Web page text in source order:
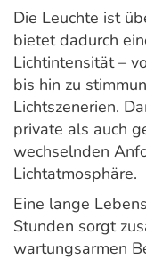
Die Leuchte ist
bietet dadurch
Lichtintensität –
bis hin zu
Lichtszenerien.
private als auch
wechselnden
Lichtatmosphäre.
Eine lange
Stunden sorgt
wartungsarmen